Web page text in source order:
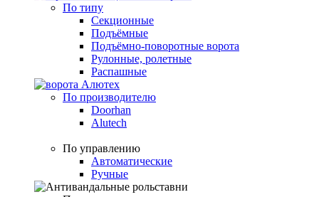
По типу
Секционные
Подъёмные
Подъёмно-поворотные ворота
Рулонные, ролетные
Распашные
По производителю
Doorhan
Alutech
По управлению
Автоматические
Ручные